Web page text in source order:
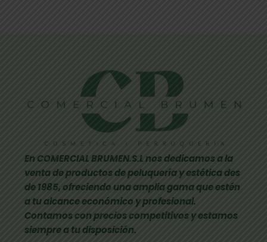
En COMERCIAL BRUMEN.S.L nos dedicamos a la
venta de productos de peluquería y estética des
de 1985, ofreciendo una amplia gama que estén
a tu alcance económico y profesional.
Contamos con precios competitivos y estamos
siempre a tu disposición.